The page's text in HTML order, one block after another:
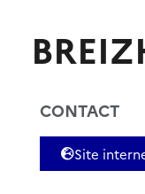
CONTACT
Site